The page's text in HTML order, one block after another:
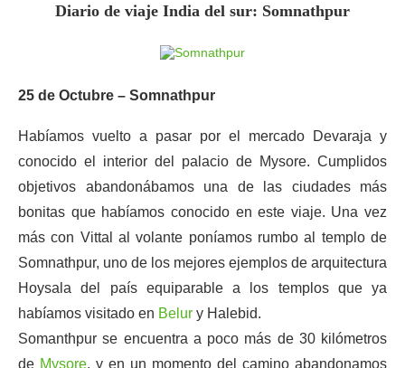
Diario de viaje India del sur: Somnathpur
25 de Octubre – Somnathpur
Habíamos vuelto a pasar por el mercado Devaraja y
conocido el interior del palacio de Mysore. Cumplidos
objetivos abandonábamos una de las ciudades más
bonitas que habíamos conocido en este viaje. Una vez
más con Vittal al volante poníamos rumbo al templo de
Somnathpur, uno de los mejores ejemplos de arquitectura
Hoysala del país equiparable a los templos que ya
habíamos visitado en Belur y Halebid.
Somanthpur se encuentra a poco más de 30 kilómetros
de Mysore, y en un momento del camino abandonamos